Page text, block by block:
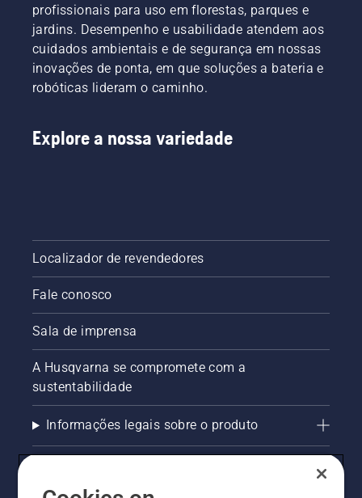
profissionais para uso em florestas, parques e
jardins. Desempenho e usabilidade atendem aos
cuidados ambientais e de segurança em nossas
inovações de ponta, em que soluções a bateria e
robóticas lideram o caminho.
Explore a nossa variedade
Localizador de revendedores
Fale conosco
Sala de imprensa
A Husqvarna se compromete com a
sustentabilidade
Informações legais sobre o produto